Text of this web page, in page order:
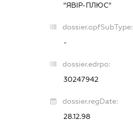
"ЯВІР-ПЛЮС"
dossier.opfSubType:
-
dossier.edrpo:
30247942
dossier.regDate:
28.12.98